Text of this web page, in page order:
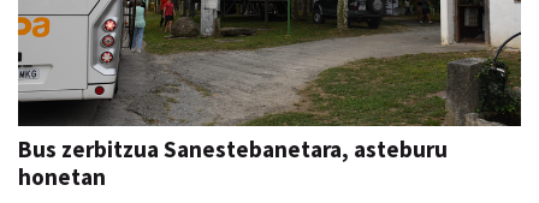
Bus zerbitzua Sanestebanetara, asteburu
honetan